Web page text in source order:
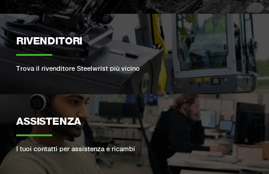
RIVENDITORI
Trova il rivenditore Steelwrist più vicino
ASSISTENZA
I tuoi contatti per assistenza e ricambi